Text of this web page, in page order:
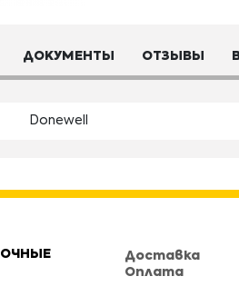
ДОКУМЕНТЫ ОТЗЫВЫ
Donewell
Доставка
Оплата